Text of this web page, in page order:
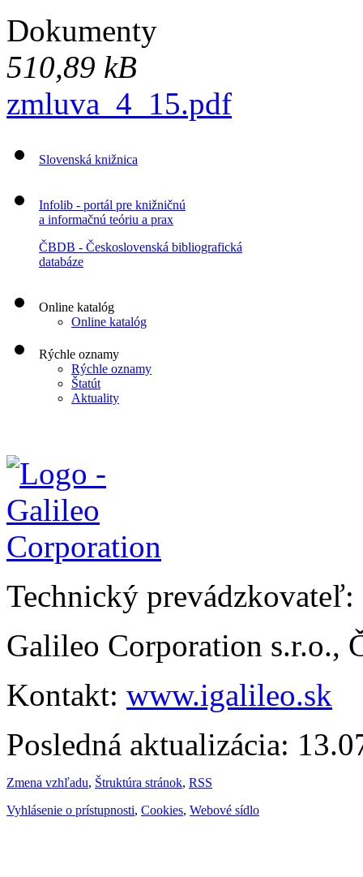
Dokumenty
510,89 kB
zmluva_4_15.pdf
Slovenská knižnica
Infolib - portál pre knižničnú
a informačnú teóriu a prax
ČBDB - Československá bibliografická
databáze
Online katalóg
Online katalóg
Rýchle oznamy
Rýchle oznamy
Štatút
Aktuality
Technický prevádzkovateľ:
Galileo Corporation s.r.o.,
Kontakt: www.igalileo.sk
Posledná aktualizácia:
Zmena vzhľadu, Štruktúra stránok, RSS
Vyhlásenie o prístupnosti, Cookies, Webové sídlo